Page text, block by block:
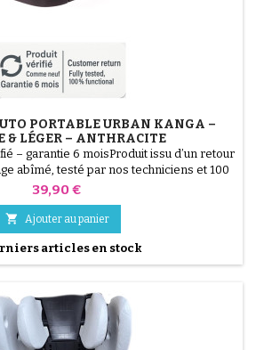
PORTABLE URBAN KANGA –
& LÉGER – ANTHRACITE
– garantie 6 moisProduit issu d’un retour
abîmé, testé par nos techniciens et 100
Urban Kanga est la solution ultime
sac inclus. Sécurisé, confortable et
selon la norme ECE R44/04.
Prix
39,90 €
 Ajouter au panier
articles en stock